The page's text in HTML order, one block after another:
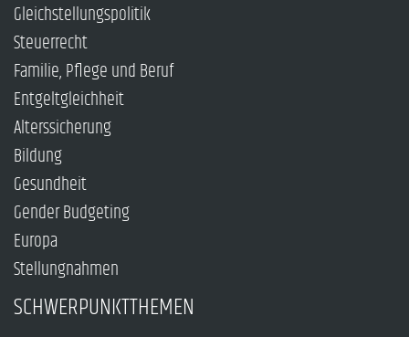
Gleichstellungspolitik
Steuerrecht
Familie, Pflege und Beruf
Entgeltgleichheit
Alterssicherung
Bildung
Gesundheit
Gender Budgeting
Europa
Stellungnahmen
SCHWERPUNKTTHEMEN